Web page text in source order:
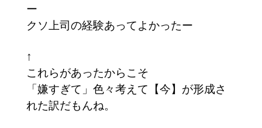
ー
クソ上司の経験あってよかったー
↑
これらがあったからこそ
「嫌すぎて」色々考えて【今】が形成さ
れた訳だもんね。